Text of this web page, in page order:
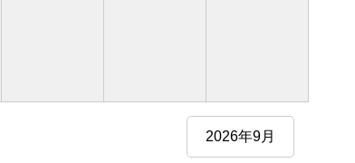
2026年9月